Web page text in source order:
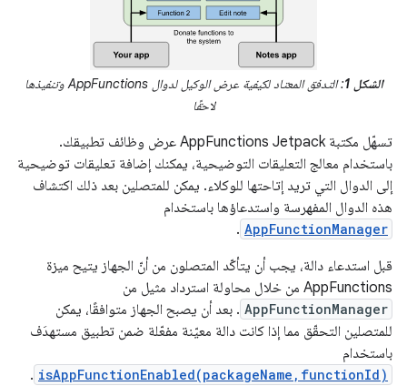
الشكل 1
: التدفق المعتاد لكيفية عرض الوكيل لدوال AppFunctions وتنفيذها
لاحقًا
تسهّل مكتبة AppFunctions Jetpack عرض وظائف تطبيقك.
باستخدام معالج التعليقات التوضيحية، يمكنك إضافة تعليقات توضيحية
إلى الدوال التي تريد إتاحتها للوكلاء. يمكن للمتصلين بعد ذلك اكتشاف
هذه الدوال المفهرسة واستدعاؤها باستخدام
AppFunctionManager
.
قبل استدعاء دالة، يجب أن يتأكّد المتصلون من أنّ الجهاز يتيح ميزة
AppFunctions من خلال محاولة استرداد مثيل من
AppFunctionManager . بعد أن يصبح الجهاز متوافقًا، يمكن
للمتصلين التحقّق مما إذا كانت دالة معيّنة مفعّلة ضمن تطبيق مستهدَف
باستخدام
isAppFunctionEnabled(packageName,functionId)
.